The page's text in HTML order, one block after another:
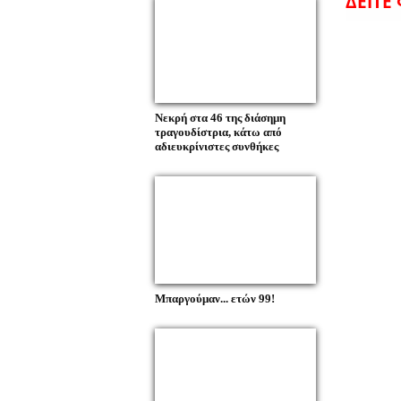
Νεκρή στα 46 της διάσημη
τραγουδίστρια, κάτω από
αδιευκρίνιστες συνθήκες
Μπαργούμαν... ετών 99!